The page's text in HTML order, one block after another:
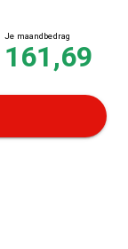
Je maandbedrag
161,69